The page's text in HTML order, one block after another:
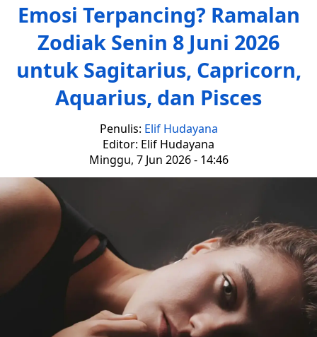
Emosi Terpancing? Ramalan
Zodiak Senin 8 Juni 2026
untuk Sagitarius, Capricorn,
Aquarius, dan Pisces
Penulis: Elif Hudayana
Editor: Elif Hudayana
Minggu, 7 Jun 2026 - 14:46